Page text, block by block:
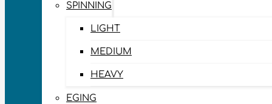
SPINNING
LIGHT
MEDIUM
HEAVY
EGING